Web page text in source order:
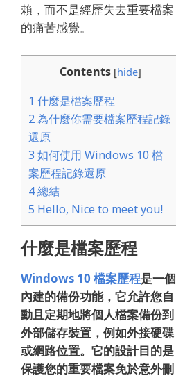
賴，而不是經歷失去重要檔案
的痛苦感覺。
Contents [hide]
1 什麼是檔案歷程
2為什麼你需要檔案歷程記錄
還原
3 如何使用 Windows 10 檔
案歷程記錄還原
4總結
5 Hello, Nice to meet you!
什麼是檔案歷程
Windows 10 檔案歷程是一個
內建的備份功能，它允許您自
動且定期地將個人檔案備份到
外部儲存裝置，例如外接硬碟
或網路位置。它的設計目的是
保護您的重要檔案免於意外刪